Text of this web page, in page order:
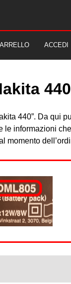
ACCEDI
440
440”. Da qui
le informazioni
momento